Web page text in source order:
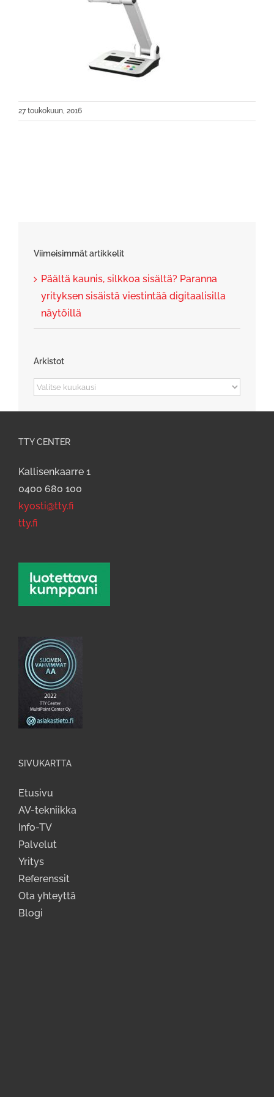
27 toukokuun, 2016
Viimeisimmät artikkelit
Päältä kaunis, silkkoa sisältä? Paranna
yrityksen sisäistä viestintää digitaalisilla
näytöillä
Arkistot
Arkistot
TTY CENTER
Kallisenkaarre 1
0400 680 100
kyosti@tty.fi
tty.fi
SIVUKARTTA
Etusivu
AV-tekniikka
Info-TV
Palvelut
Yritys
Referenssit
Ota yhteyttä
Blogi